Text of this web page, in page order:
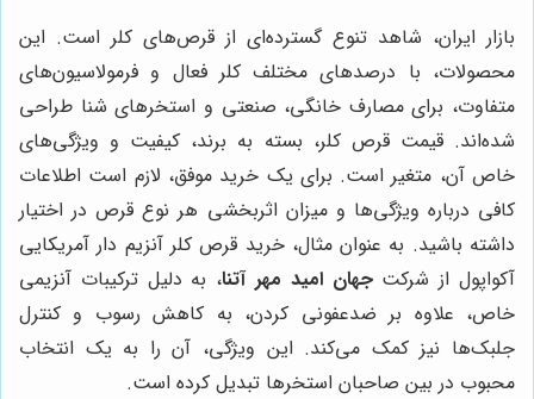
بازار ایران، شاهد تنوع گسترده‌ای از قرص‌های کلر است. این
محصولات، با درصدهای مختلف کلر فعال و فرمولاسیون‌های
متفاوت، برای مصارف خانگی، صنعتی و استخرهای شنا طراحی
شده‌اند. قیمت قرص کلر، بسته به برند، کیفیت و ویژگی‌های
خاص آن، متغیر است. برای یک خرید موفق، لازم است اطلاعات
کافی درباره ویژگی‌ها و میزان اثربخشی هر نوع قرص در اختیار
داشته باشید. به عنوان مثال، خرید قرص کلر آنزیم دار آمریکایی
آکواپول از شرکتجهان امید مهر آتنا، به دلیل ترکیبات آنزیمی
خاص، علاوه بر ضدعفونی کردن، به کاهش رسوب و کنترل
جلبک‌ها نیز کمک می‌کند. این ویژگی، آن را به یک انتخاب
محبوب در بین صاحبان استخرها تبدیل کرده است.